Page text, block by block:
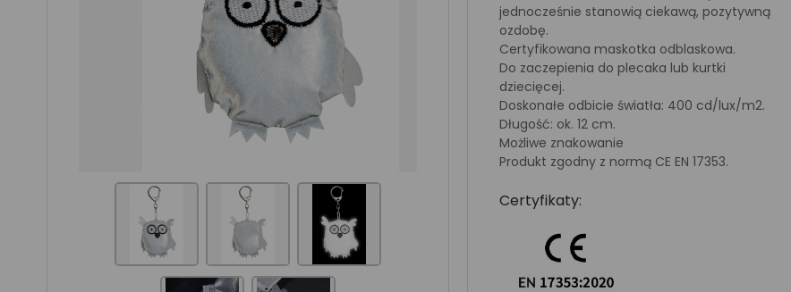
jednocześnie stanowią ciekawą, pozytywną
ozdobę.
Certyfikowana maskotka odblaskowa.
Do zaczepienia do plecaka lub kurtki
dziecięcej.
Doskonałe odbicie światła: 400 cd/lux/m2.
Długość: ok. 12 cm.
Możliwe znakowanie
Produkt zgodny z normą CE EN 17353.
Certyfikaty: